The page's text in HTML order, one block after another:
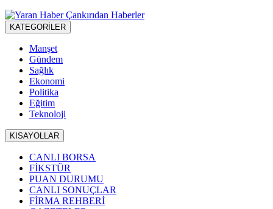
KATEGORİLER
Manşet
Gündem
Sağlık
Ekonomi
Politika
Eğitim
Teknoloji
KISAYOLLAR
CANLI BORSA
FİKSTÜR
PUAN DURUMU
CANLI SONUÇLAR
FİRMA REHBERİ